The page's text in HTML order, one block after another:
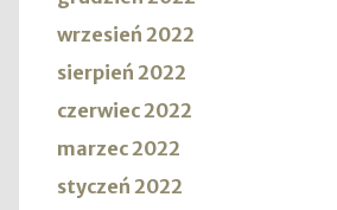
wrzesień 2022
sierpień 2022
czerwiec 2022
marzec 2022
styczeń 2022